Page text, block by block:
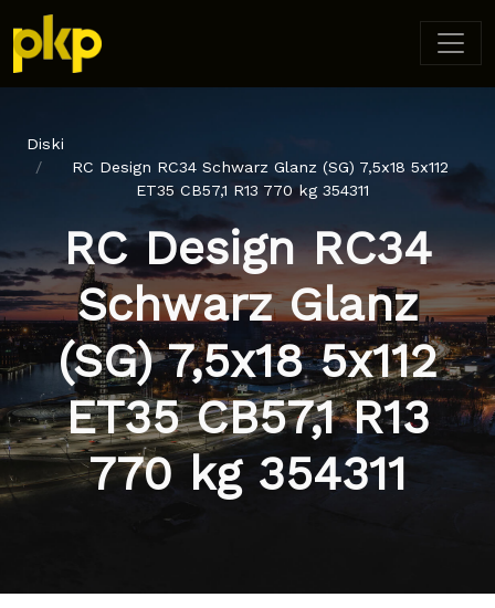
Diski
RC Design RC34 Schwarz Glanz (SG) 7,5x18 5x112
ET35 CB57,1 R13 770 kg 354311
RC Design RC34
Schwarz Glanz
(SG) 7,5x18 5x112
ET35 CB57,1 R13
770 kg 354311